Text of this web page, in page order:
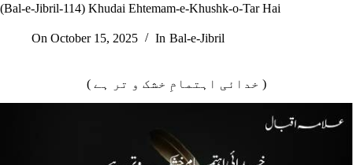
(Bal-e-Jibril-114) Khudai Ehtemam-e-Khushk-o-Tar Hai
On October 15, 2025 In Bal-e-Jibril
( خدائی اہتمامِ خشک و تر ہے )